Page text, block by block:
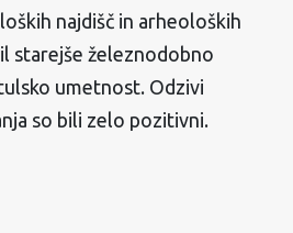
najdišč in arheoloških
starejše železnodobno
umetnost. Odzivi
so bili zelo pozitivni.